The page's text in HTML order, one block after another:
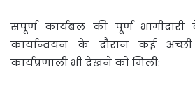
संपूर्ण कार्यबल की पूर्ण
कार्यान्वयन के दौरान कई
कार्यप्रणाली भी देखने को मिली: